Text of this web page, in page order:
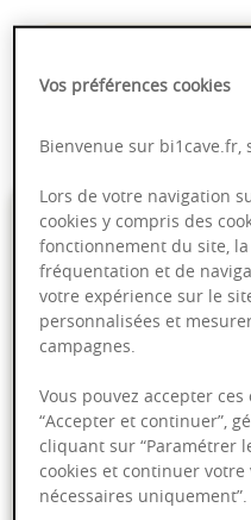
Complexité
Fruité
75cl-
Livraison offerte dans nos points
Vos préférences cookies
Bienvenue sur bi1cave.fr,
Lors de votre navigation
cookies y compris des
fonctionnement du site,
fréquentation et de
votre expérience sur le
personnalisées et
campagnes.
Vous pouvez accepter
“Accepter et continuer”,
cliquant sur “Paramétrer
cookies et continuer votre
nécessaires uniquement”.